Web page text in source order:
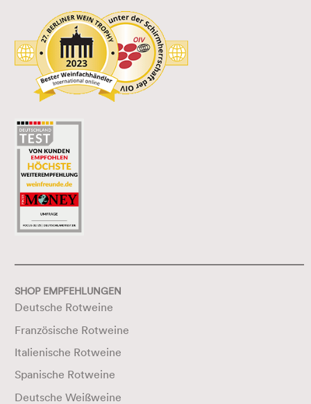
SHOP EMPFEHLUNGEN
Deutsche Rotweine
Französische Rotweine
Italienische Rotweine
Spanische Rotweine
Deutsche Weißweine